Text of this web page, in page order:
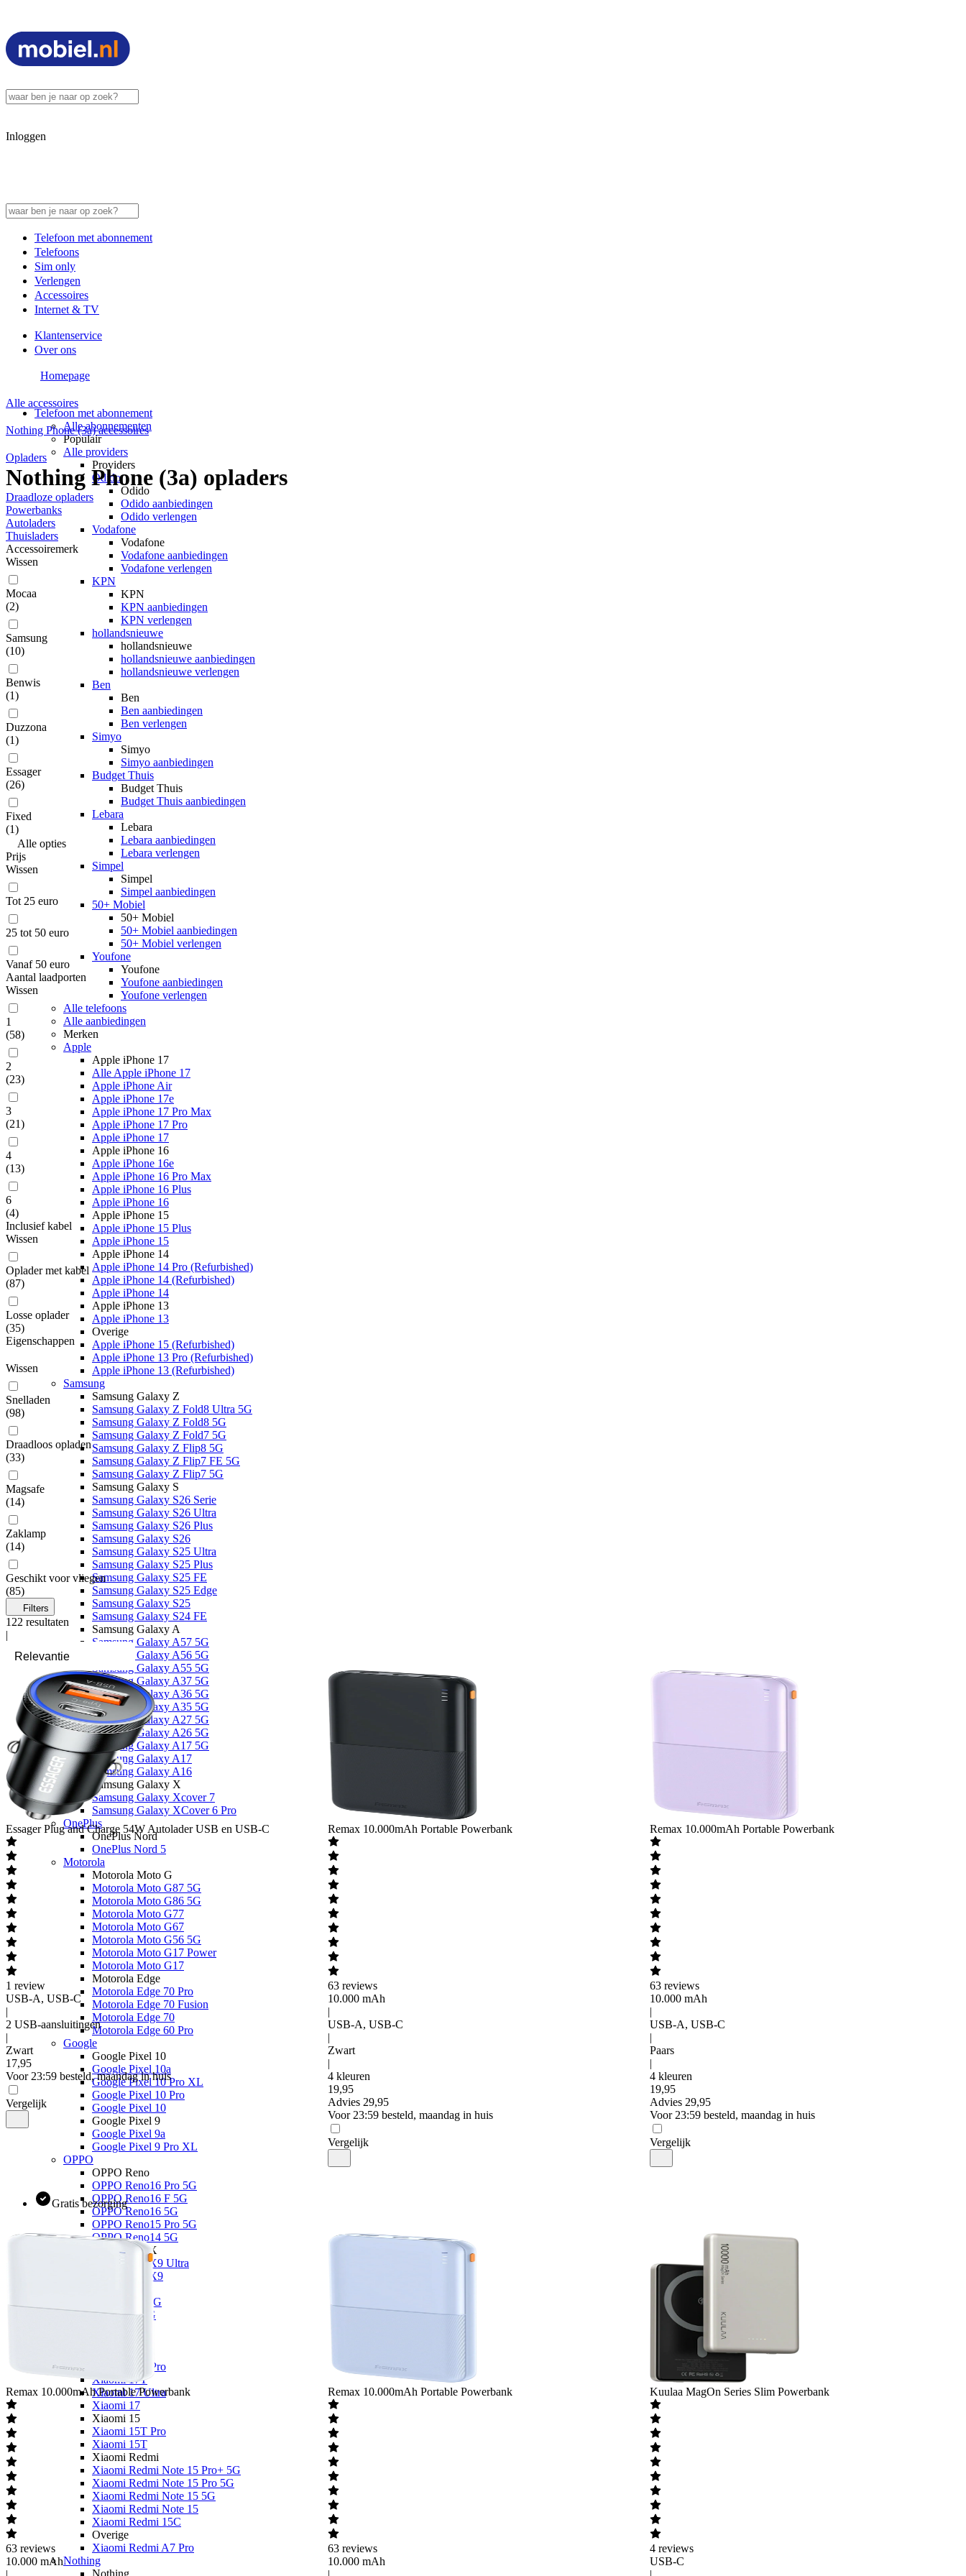
Inloggen
Telefoon met abonnement
Telefoons
Sim only
Verlengen
Accessoires
Internet & TV
Klantenservice
Over ons
Telefoon met abonnement
Alle abonnementen
Populair
Alle providers
Providers
Odido
Odido
Odido aanbiedingen
Odido verlengen
Vodafone
Vodafone
Vodafone aanbiedingen
Vodafone verlengen
KPN
KPN
KPN aanbiedingen
KPN verlengen
hollandsnieuwe
hollandsnieuwe
hollandsnieuwe aanbiedingen
hollandsnieuwe verlengen
Ben
Ben
Ben aanbiedingen
Ben verlengen
Simyo
Simyo
Simyo aanbiedingen
Budget Thuis
Budget Thuis
Budget Thuis aanbiedingen
Lebara
Lebara
Lebara aanbiedingen
Lebara verlengen
Simpel
Simpel
Simpel aanbiedingen
50+ Mobiel
50+ Mobiel
50+ Mobiel aanbiedingen
50+ Mobiel verlengen
Youfone
Youfone
Youfone aanbiedingen
Youfone verlengen
Alle telefoons
Alle aanbiedingen
Merken
Apple
Apple iPhone 17
Alle Apple iPhone 17
Apple iPhone Air
Apple iPhone 17e
Apple iPhone 17 Pro Max
Apple iPhone 17 Pro
Apple iPhone 17
Apple iPhone 16
Apple iPhone 16e
Apple iPhone 16 Pro Max
Apple iPhone 16 Plus
Apple iPhone 16
Apple iPhone 15
Apple iPhone 15 Plus
Apple iPhone 15
Apple iPhone 14
Apple iPhone 14 Pro (Refurbished)
Apple iPhone 14 (Refurbished)
Apple iPhone 14
Apple iPhone 13
Apple iPhone 13
Overige
Apple iPhone 15 (Refurbished)
Apple iPhone 13 Pro (Refurbished)
Apple iPhone 13 (Refurbished)
Samsung
Samsung Galaxy Z
Samsung Galaxy Z Fold8 Ultra 5G
Samsung Galaxy Z Fold8 5G
Samsung Galaxy Z Fold7 5G
Samsung Galaxy Z Flip8 5G
Samsung Galaxy Z Flip7 FE 5G
Samsung Galaxy Z Flip7 5G
Samsung Galaxy S
Samsung Galaxy S26 Serie
Samsung Galaxy S26 Ultra
Samsung Galaxy S26 Plus
Samsung Galaxy S26
Samsung Galaxy S25 Ultra
Samsung Galaxy S25 Plus
Samsung Galaxy S25 FE
Samsung Galaxy S25 Edge
Samsung Galaxy S25
Samsung Galaxy S24 FE
Samsung Galaxy A
Samsung Galaxy A57 5G
Samsung Galaxy A56 5G
Samsung Galaxy A55 5G
Samsung Galaxy A37 5G
Samsung Galaxy A36 5G
Samsung Galaxy A35 5G
Samsung Galaxy A27 5G
Samsung Galaxy A26 5G
Samsung Galaxy A17 5G
Samsung Galaxy A17
Samsung Galaxy A16
Samsung Galaxy X
Samsung Galaxy Xcover 7
Samsung Galaxy XCover 6 Pro
OnePlus
OnePlus Nord
OnePlus Nord 5
Motorola
Motorola Moto G
Motorola Moto G87 5G
Motorola Moto G86 5G
Motorola Moto G77
Motorola Moto G67
Motorola Moto G56 5G
Motorola Moto G17 Power
Motorola Moto G17
Motorola Edge
Motorola Edge 70 Pro
Motorola Edge 70 Fusion
Motorola Edge 70
Motorola Edge 60 Pro
Google
Google Pixel 10
Google Pixel 10a
Google Pixel 10 Pro XL
Google Pixel 10 Pro
Google Pixel 10
Google Pixel 9
Google Pixel 9a
Google Pixel 9 Pro XL
OPPO
OPPO Reno
OPPO Reno16 Pro 5G
OPPO Reno16 F 5G
OPPO Reno16 5G
OPPO Reno15 Pro 5G
OPPO Reno14 5G
OPPO Find X
OPPO Find X9 Ultra
OPPO Find X9
OPPO A6x 5G
OPPO A6 5G
OPPO A40
Xiaomi 17
Xiaomi 17T Pro
Xiaomi 17T
Xiaomi 17 Ultra
Xiaomi 17
Xiaomi 15
Xiaomi 15T Pro
Xiaomi 15T
Xiaomi Redmi
Xiaomi Redmi Note 15 Pro+ 5G
Xiaomi Redmi Note 15 Pro 5G
Xiaomi Redmi Note 15 5G
Xiaomi Redmi Note 15
Xiaomi Redmi 15C
Overige
Xiaomi Redmi A7 Pro
Nothing
Nothing
Homepage
Alle accessoires
Nothing Phone (3a) accessoires
Opladers
Nothing Phone (3a) opladers
Draadloze opladers
Powerbanks
Autoladers
Thuisladers
Accessoiremerk
Wissen
Mocaa
(2)
Samsung
(10)
Benwis
(1)
Duzzona
(1)
Essager
(26)
Fixed
(1)
Alle opties
Prijs
Wissen
Tot 25 euro
25 tot 50 euro
Vanaf 50 euro
Aantal laadporten
Wissen
1
(58)
2
(23)
3
(21)
4
(13)
6
(4)
Inclusief kabel
Wissen
Oplader met kabel
(87)
Losse oplader
(35)
Eigenschappen
Wissen
Snelladen
(98)
Draadloos opladen
(33)
Magsafe
(14)
Zaklamp
(14)
Geschikt voor vliegen
(85)
Filters
122 resultaten
|
Essager Plug and Charge 54W Autolader USB en USB-C
1 review
USB-A, USB-C
|
2 USB-aansluitingen
|
Zwart
17,95
Voor 23:59 besteld, maandag in huis
Vergelijk
Remax 10.000mAh Portable Powerbank
63 reviews
10.000 mAh
|
USB-A, USB-C
|
Zwart
|
4 kleuren
19,95
Advies 29,95
Voor 23:59 besteld, maandag in huis
Vergelijk
Remax 10.000mAh Portable Powerbank
63 reviews
10.000 mAh
|
USB-A, USB-C
|
Paars
|
4 kleuren
19,95
Advies 29,95
Voor 23:59 besteld, maandag in huis
Vergelijk
Gratis bezorging
Remax 10.000mAh Portable Powerbank
63 reviews
10.000 mAh
Remax 10.000mAh Portable Powerbank
63 reviews
10.000 mAh
Kuulaa MagOn Series Slim Powerbank
4 reviews
USB-C